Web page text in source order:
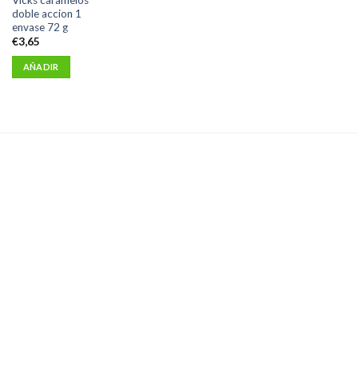
doble accion 1
envase 72 g
€3,65
AÑADIR